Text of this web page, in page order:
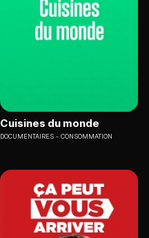
Cuisines du monde
DOCUMENTAIRES CONSOMMATION